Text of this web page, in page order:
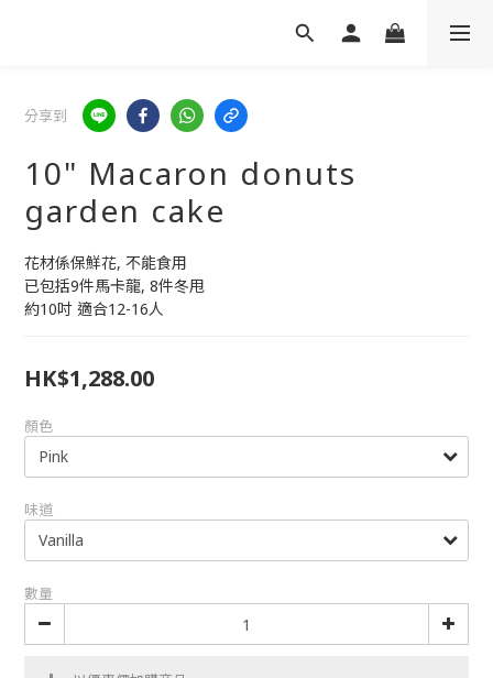
分享到
10" Macaron donuts
garden cake
花材係保鮮花, 不能食用
已包括9件馬卡龍, 8件冬甩
約10吋 適合12-16人
HK$1,288.00
顏色
味道
數量